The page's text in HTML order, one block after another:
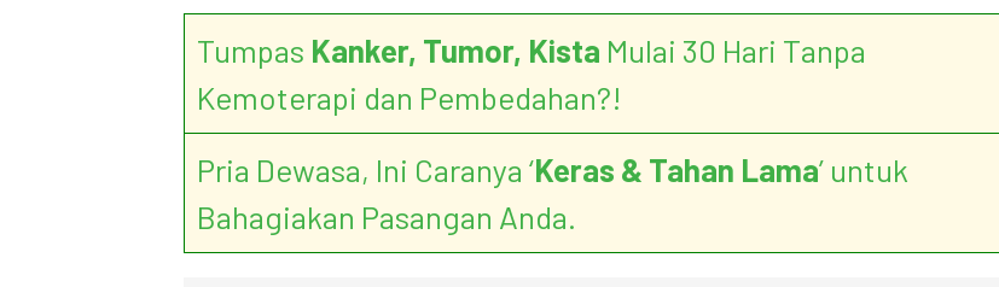
Tumpas Kanker, Tumor, Kista Mulai 30 Hari Tanpa
Kemoterapi dan Pembedahan?!
Pria Dewasa, Ini Caranya ‘Keras & Tahan Lama’ untuk
Bahagiakan Pasangan Anda.